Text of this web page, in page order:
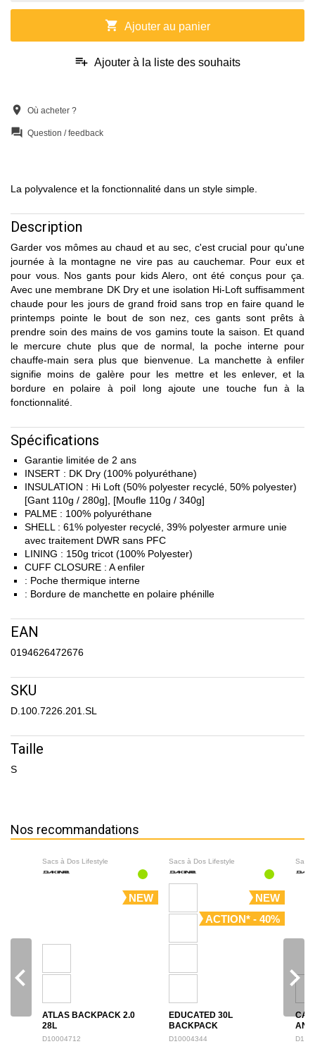
shopping_cart Ajouter au panier
playlist_add Ajouter à la liste des souhaits
location_on Où acheter ?
question_answer Question / feedback
La polyvalence et la fonctionnalité dans un style simple.
Description
Garder vos mômes au chaud et au sec, c'est crucial pour qu'une
journée à la montagne ne vire pas au cauchemar. Pour eux et
pour vous. Nos gants pour kids Alero, ont été conçus pour ça.
Avec une membrane DK Dry et une isolation Hi-Loft suffisamment
chaude pour les jours de grand froid sans trop en faire quand le
printemps pointe le bout de son nez, ces gants sont prêts à
prendre soin des mains de vos gamins toute la saison. Et quand
le mercure chute plus que de normal, la poche interne pour
chauffe-main sera plus que bienvenue. La manchette à enfiler
signifie moins de galère pour les mettre et les enlever, et la
bordure en polaire à poil long ajoute une touche fun à la
fonctionnalité.
Spécifications
Garantie limitée de 2 ans
INSERT : DK Dry (100% polyuréthane)
INSULATION : Hi Loft (50% polyester recyclé, 50% polyester)
[Gant 110g / 280g], [Moufle 110g / 340g]
PALME : 100% polyuréthane
SHELL : 61% polyester recyclé, 39% polyester armure unie
avec traitement DWR sans PFC
LINING : 150g tricot (100% Polyester)
CUFF CLOSURE : A enfiler
: Poche thermique interne
: Bordure de manchette en polaire phénille
EAN
0194626472676
SKU
D.100.7226.201.SL
Taille
S
Nos recommandations
Sacs à Dos Lifestyle
NEW
ATLAS BACKPACK 2.0
28L
D10004712
Sacs à Dos Lifestyle
NEW
ACTION* - 40%
EDUCATED 30L
BACKPACK
D10004344
Sacs
navigate_before navigate_next